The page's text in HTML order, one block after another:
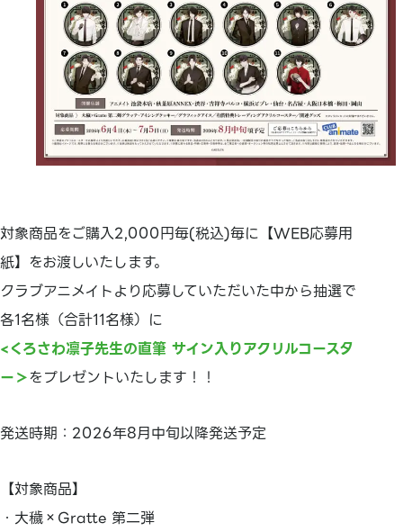
対象商品をご購入2,000円毎(税込)毎に【WEB応募用
紙】をお渡しいたします。
クラブアニメイトより応募していただいた中から抽選で
各1名様（合計11名様）に
<くろさわ凛子先生の直筆 サイン入りアクリルコースタ
ー＞をプレゼントいたします！！
発送時期：2026年8月中旬以降発送予定
【対象商品】
・大穢×Gratte 第二弾